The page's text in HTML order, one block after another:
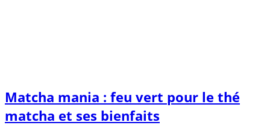
Matcha mania : feu vert pour le thé
matcha et ses bienfaits